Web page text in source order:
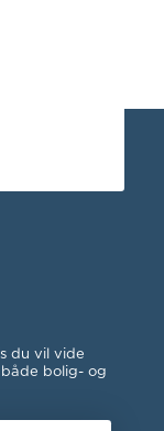
du vil vide
bolig- og